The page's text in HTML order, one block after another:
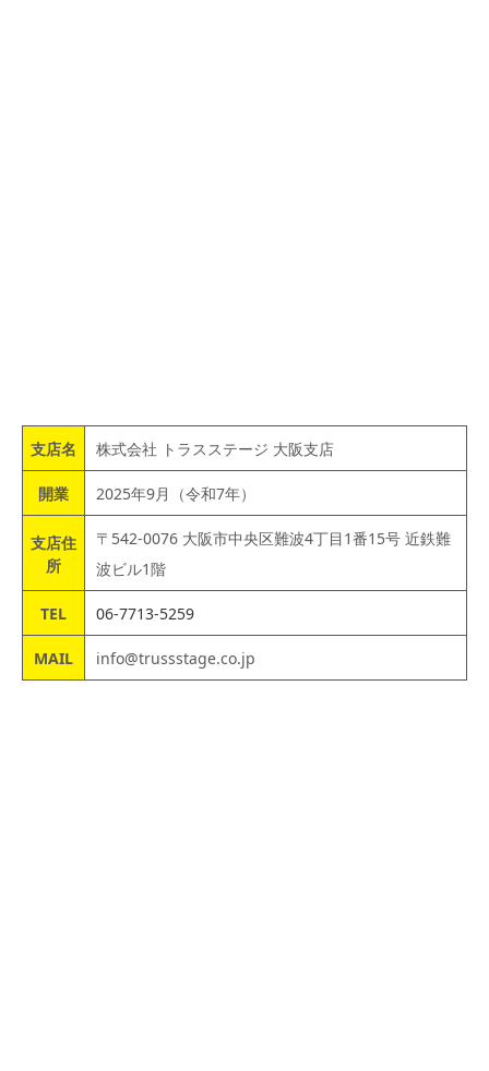
支店名 株式会社 トラスステージ 大阪支店
開業 2025年9月（令和7年）
支店住
所
〒542-0076 大阪市中央区難波4丁目1番15号 近鉄難
波ビル1階
TEL 06-7713-5259
MAIL info@trussstage.co.jp